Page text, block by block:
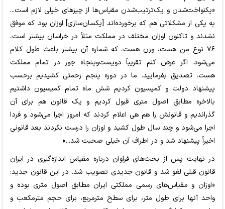
«یکنواخت‌شدن و یک‌ترتیب‌شدن مقیاس‌ها از چیزهای خیلی لازم است...
به یکی از مشکلاتی هم که برخورده‌اند [یکسان‌سازی] اوزان بود که موفق
نشدند و تاکنون اوزان مختلف در مملکت مثلاً در خراسان بیشتر است،
۷۶ نوع من هست، وزن هست، که شماره آن بیشتر باعث طول کلام
می‌شود. اگر عرض کنم تقریباً دویست‌وپنجاه جور در تمام مملکت
هست، تصدیق بفرمایید. ما در دوره پنجم زحمتی کشیدیم برحسب
پیشنهاد دولت و کمیسیون کردیم شش ماه تمام کمیسیون داشتیم
بالاخره مطابق اصول متری قبول کردیم و یک قانون هم برای آن
گذراندیم و قانونش را هم هی اعلام کردند که امروز اجرا می‌شود و فردا
اجرا می‌شود و چند سال طول کشید و اوزان را درست نکردند بعد قانونی
اخیراً پیشنهاد شد و در اطراف آن خیلی صحبت شد...»
در نهایت پس از بحث‌های فراوان درباره مقیاس اندازه‌گیری در ایران
قانون قبلی لغو شد و قانون جدیدی تصویب شد. در این قانون جدید:
«اوزان و مقیاس‌های رسمی مملکتی ایران مطابق اصول متری بوده و
واحد آنها برای طول متر، برای سطح مترمربع، برای حجم مترمکعب و